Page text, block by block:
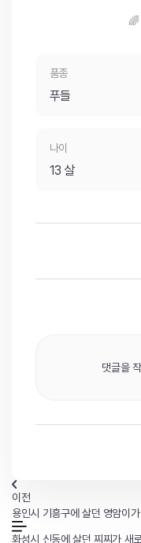
품종
푸들
나이
13 살
댓글을
이전
용인시 기흥구에 살던 영암이
화성시 신동에 살던 찌찌가 새